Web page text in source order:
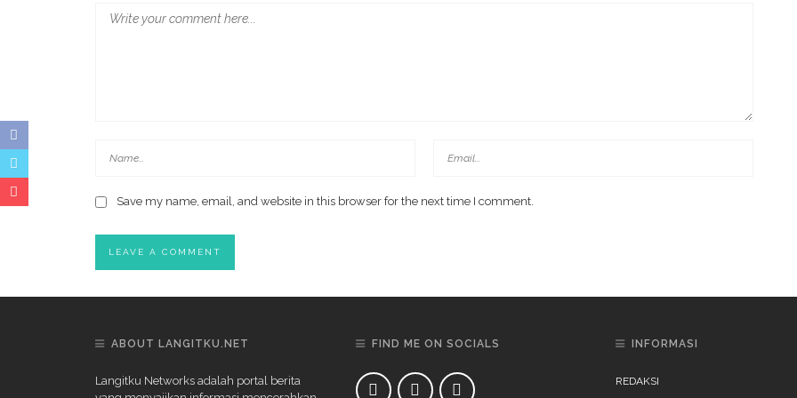
Save my name, email, and website in this browser for the next time I comment.
ABOUT LANGITKU.NET
Langitku Networks adalah portal berita
FIND ME ON SOCIALS INFORMASI
REDAKSI